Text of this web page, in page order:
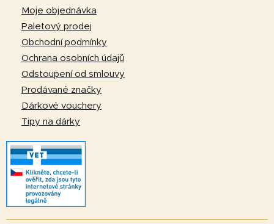
Moje objednávka
Paletový prodej
Obchodní podmínky
Ochrana osobních údajů
Odstoupení od smlouvy
Prodávané značky
Dárkové vouchery
Tipy na dárky